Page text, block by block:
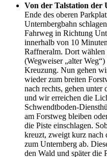
Von der Talstation der
Ende des oberen
Unternbergbahn
Fahrweg in Richtung
innerhalb von 10
Raffneralm. Dort wählen
(Wegweiser „alter
Kreuzung. Nun gehen
wieder zum breiten
nach rechts, gehen unter
und wir erreichen die
Schwendtboden-
am Forstweg bleiben
die Piste einschlagen.
kreuzt, zweigt kurz nach
zum Unternberg ab.
den Wald und später die